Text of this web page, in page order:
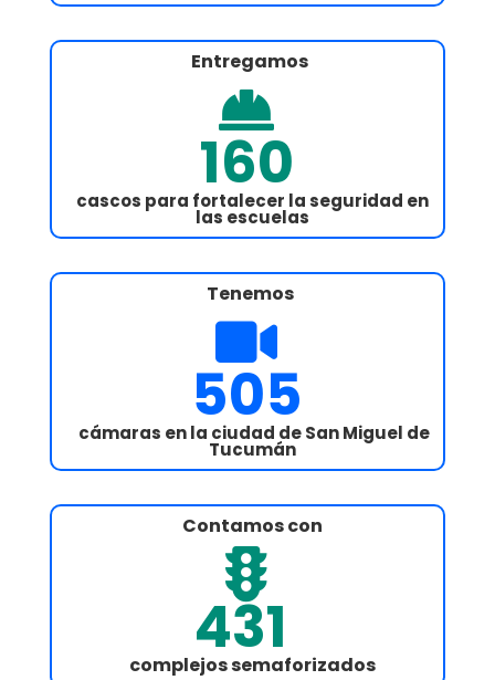
Entregamos

160
cascos para fortalecer la seguridad en
las escuelas
Tenemos

505
cámaras en la ciudad de San Miguel de
Tucumán
Contamos con

431
complejos semaforizados